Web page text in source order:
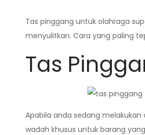
Tas pinggang untuk olahraga
menyulitkan. Cara yang paling
Tas
Apabila anda sedang
wadah khusus untuk barang